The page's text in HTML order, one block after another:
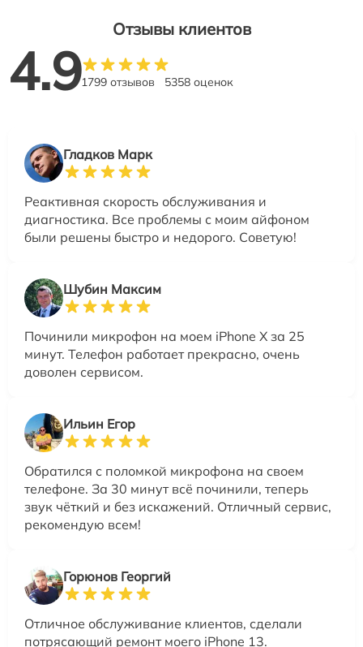
Отзывы клиентов
4.91799 отзывов 5358 оценок
Гладков Марк
Реактивная скорость обслуживания и
диагностика. Все проблемы с моим айфоном
были решены быстро и недорого. Советую!
Шубин Максим
Починили микрофон на моем iPhone X за 25
минут. Телефон работает прекрасно, очень
доволен сервисом.
Ильин Егор
Обратился с поломкой микрофона на своем
телефоне. За 30 минут всё починили, теперь
звук чёткий и без искажений. Отличный сервис,
рекомендую всем!
Горюнов Георгий
Отличное обслуживание клиентов, сделали
потрясающий ремонт моего iPhone 13.